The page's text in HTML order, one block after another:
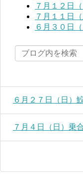
７月１２日
７月１１日
６月３０日
６月２７日（日）
７月４日（日）乗